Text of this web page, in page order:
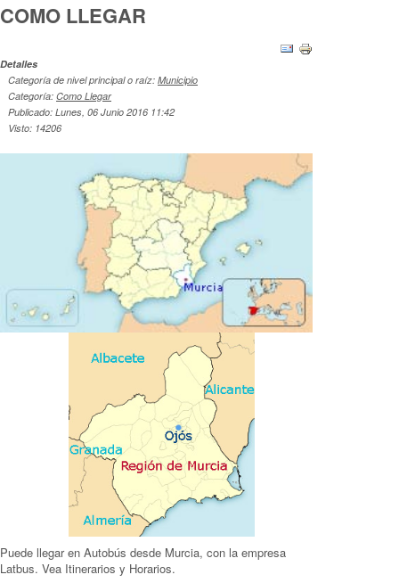
COMO LLEGAR
Detalles
Categoría de nivel principal o raíz: Municipio
Categoría: Como Llegar
Publicado: Lunes, 06 Junio 2016 11:42
Visto: 14206
Puede llegar en Autobús desde Murcia, con la empresa
Latbus. Vea Itinerarios y Horarios.